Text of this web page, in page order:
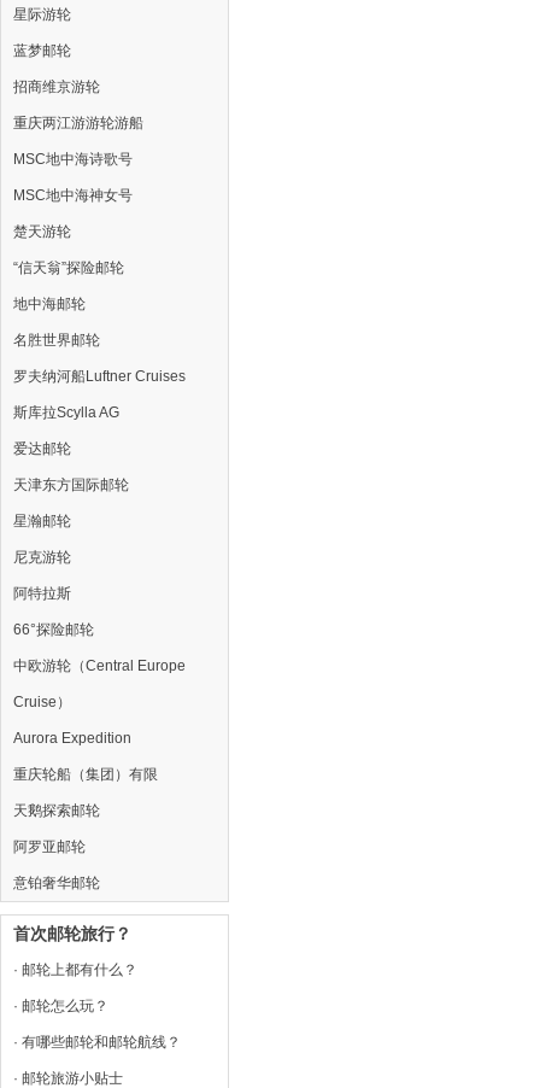
星际游轮
蓝梦邮轮
招商维京游轮
重庆两江游游轮游船
MSC地中海诗歌号
MSC地中海神女号
楚天游轮
“信天翁”探险邮轮
地中海邮轮
名胜世界邮轮
罗夫纳河船Luftner Cruises
斯库拉Scylla AG
爱达邮轮
天津东方国际邮轮
星瀚邮轮
尼克游轮
阿特拉斯
66°探险邮轮
中欧游轮（Central Europe
Cruise）
Aurora Expedition
重庆轮船（集团）有限
天鹅探索邮轮
阿罗亚邮轮
意铂奢华邮轮
首次邮轮旅行？
· 邮轮上都有什么？
· 邮轮怎么玩？
· 有哪些邮轮和邮轮航线？
· 邮轮旅游小贴士